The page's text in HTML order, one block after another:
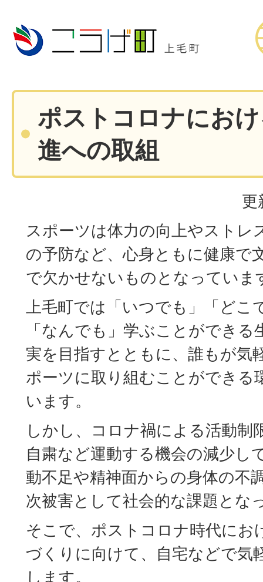
ポストコロナにお
進への取組
更
スポーツは体力の向上やストレ
の予防など、心身ともに健康で
で欠かせないものとなっていま
上毛町では「いつでも」「どこ
「なんでも」学ぶことができる
実を目指すとともに、誰もが気
ポーツに取り組むことができる
います。
しかし、コロナ禍による活動制
自粛など運動する機会の減少し
動不足や精神面からの身体の不
次被害として社会的な課題とな
そこで、ポストコロナ時代にお
づくりに向けて、自宅などで気
します。